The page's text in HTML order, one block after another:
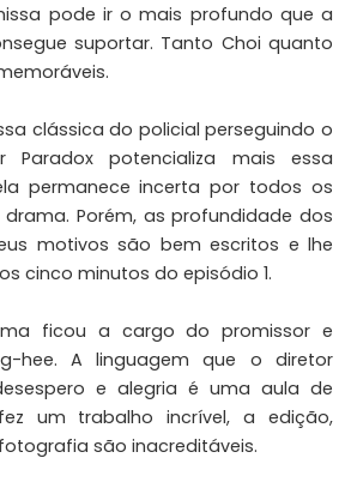
pode ir o mais profundo que a
suportar. Tanto Choi quanto
clássica do policial perseguindo o
Paradox potencializa mais essa
permanece incerta por todos os
Porém, as profundidade dos
motivos são bem escritos e lhe
cinco minutos do episódio 1.
ficou a cargo do promissor e
hee. A linguagem que o diretor
e alegria é uma aula de
um trabalho incrível, a edição,
são inacreditáveis.